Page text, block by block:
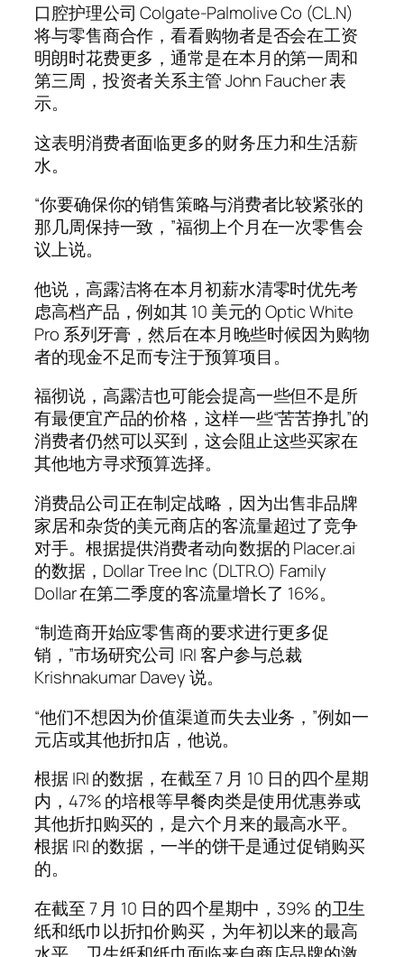
口腔护理公司 Colgate-Palmolive Co (CL.N)
将与零售商合作，看看购物者是否会在工资
明朗时花费更多，通常是在本月的第一周和
第三周，投资者关系主管 John Faucher 表
示。
这表明消费者面临更多的财务压力和生活薪
水。
“你要确保你的销售策略与消费者比较紧张的
那几周保持一致，”福彻上个月在一次零售会
议上说。
他说，高露洁将在本月初薪水清零时优先考
虑高档产品，例如其 10 美元的 Optic White
Pro 系列牙膏，然后在本月晚些时候因为购物
者的现金不足而专注于预算项目。
福彻说，高露洁也可能会提高一些但不是所
有最便宜产品的价格，这样一些“苦苦挣扎”的
消费者仍然可以买到，这会阻止这些买家在
其他地方寻求预算选择。
消费品公司正在制定战略，因为出售非品牌
家居和杂货的美元商店的客流量超过了竞争
对手。根据提供消费者动向数据的 Placer.ai
的数据，Dollar Tree Inc (DLTR.O) Family
Dollar 在第二季度的客流量增长了 16%。
“制造商开始应零售商的要求进行更多促
销，”市场研究公司 IRI 客户参与总裁
Krishnakumar Davey 说。
“他们不想因为价值渠道而失去业务，”例如一
元店或其他折扣店，他说。
根据 IRI 的数据，在截至 7 月 10 日的四个星期
内，47% 的培根等早餐肉类是使用优惠券或
其他折扣购买的，是六个月来的最高水平。
根据 IRI 的数据，一半的饼干是通过促销购买
的。
在截至 7 月 10 日的四个星期中，39% 的卫生
纸和纸巾以折扣价购买，为年初以来的最高